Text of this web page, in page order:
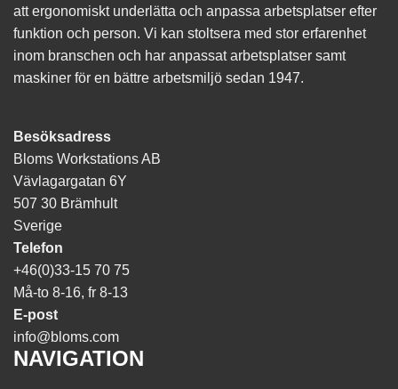
att ergonomiskt underlätta och anpassa arbetsplatser efter
funktion och person. Vi kan stoltsera med stor erfarenhet
inom branschen och har anpassat arbetsplatser samt
maskiner för en bättre arbetsmiljö sedan 1947.
Besöksadress
Bloms Workstations AB
Vävlagargatan 6Y
507 30 Brämhult
Sverige
Telefon
+46(0)33-15 70 75
Må-to 8-16, fr 8-13
E-post
info@bloms.com
NAVIGATION
att försvinna
hemsidan.
med dig av dina
beteende när du
surfar ökar du
chansen att få se
personligt
anpassat
innehåll och